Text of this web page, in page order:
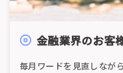
金融業界のお客
毎月ワードを見直しなが